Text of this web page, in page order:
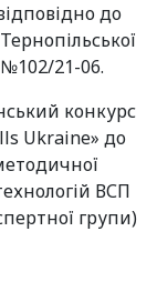
до
№102/21-06.
конкурс
Ukraine» до
ВСП
групи)